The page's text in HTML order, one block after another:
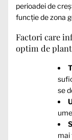
perioadei de
funcție de zona
Factori care
optim de
se
mai